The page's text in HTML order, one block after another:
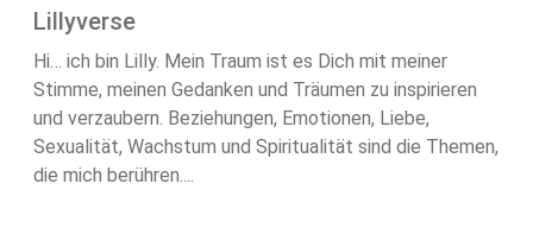
Lillyverse
Hi… ich bin Lilly. Mein Traum ist es Dich mit meiner
Stimme, meinen Gedanken und Träumen zu inspirieren
und verzaubern. Beziehungen, Emotionen, Liebe,
Sexualität, Wachstum und Spiritualität sind die Themen,
die mich berühren....